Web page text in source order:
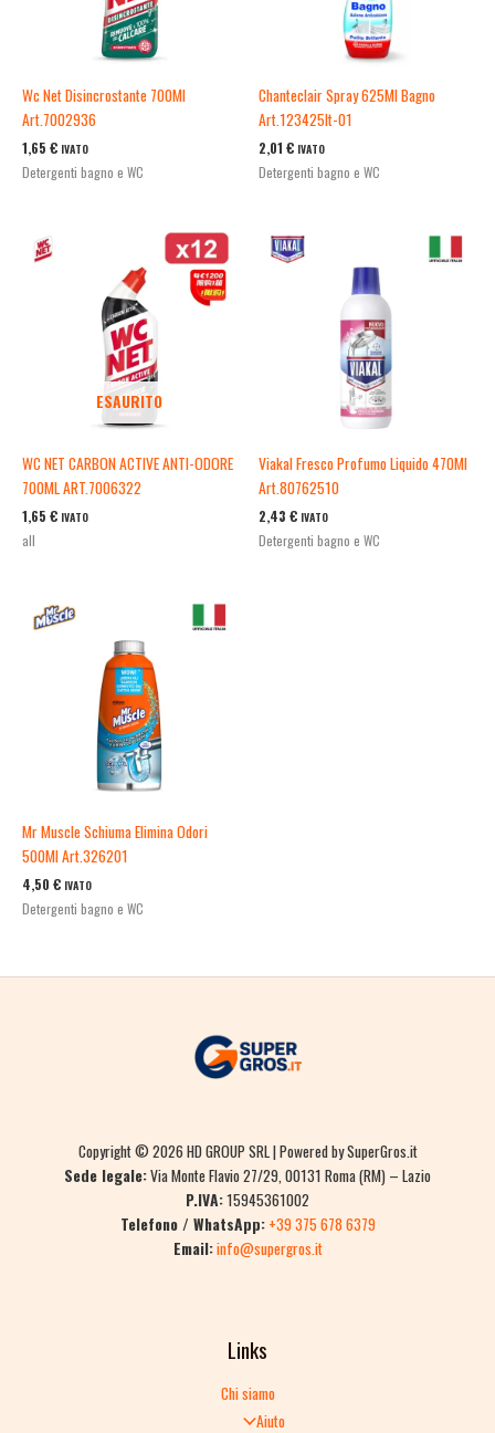
Wc Net Disincrostante 700Ml
Art.7002936
1,65 € IVATO
Detergenti bagno e WC
Chanteclair Spray 625Ml Bagno
Art.123425It-01
2,01 € IVATO
Detergenti bagno e WC
ESAURITO
WC NET CARBON ACTIVE ANTI-ODORE
700ML ART.7006322
1,65 € IVATO
all
Viakal Fresco Profumo Liquido 470Ml
Art.80762510
2,43 € IVATO
Detergenti bagno e WC
Mr Muscle Schiuma Elimina Odori
500Ml Art.326201
4,50 € IVATO
Detergenti bagno e WC
Copyright © 2026 HD GROUP SRL | Powered by SuperGros.it
Sede legale:Via Monte Flavio 27/29, 00131 Roma (RM) – Lazio
P.IVA:15945361002
Telefono / WhatsApp: +39 375 678 6379
Email:info@supergros.it
Links
Chi siamo
Aiuto